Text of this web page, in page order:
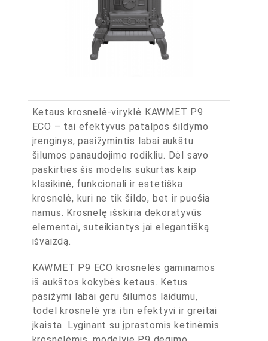
Ketaus krosnelė-viryklė KAWMET P9
ECO – tai efektyvus patalpos šildymo
įrenginys, pasižymintis labai aukštu
šilumos panaudojimo rodikliu. Dėl savo
paskirties šis modelis sukurtas kaip
klasikinė, funkcionali ir estetiška
krosnelė, kuri ne tik šildo, bet ir puošia
namus. Krosnelę išskiria dekoratyvūs
elementai, suteikiantys jai elegantišką
išvaizdą.
KAWMET P9 ECO krosnelės gaminamos
iš aukštos kokybės ketaus. Ketus
pasižymi labai geru šilumos laidumu,
todėl krosnelė yra itin efektyvi ir greitai
įkaista. Lyginant su įprastomis ketinėmis